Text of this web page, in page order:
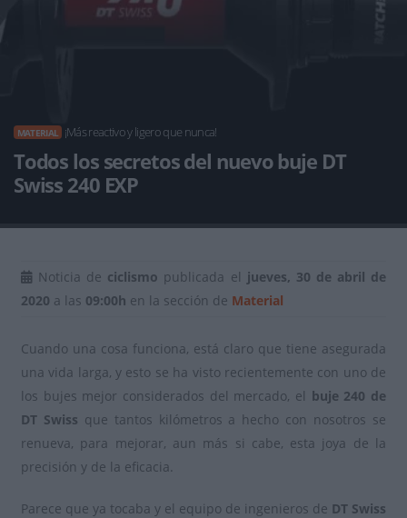
MATERIAL ¡Más reactivo y ligero que nunca!
Todos los secretos del nuevo buje DT
Swiss 240 EXP
Noticia de ciclismo publicada el jueves, 30 de abril de
2020 a las 09:00h en la sección de Material
Cuando una cosa funciona, está claro que tiene asegurada
una vida larga, y esto se ha visto recientemente con uno de
los bujes mejor considerados del mercado, el buje 240 de
DT Swiss que tantos kilómetros a hecho con nosotros se
renueva, para mejorar, aun más si cabe, esta joya de la
precisión y de la eficacia.
Parece que ya tocaba y el equipo de ingenieros de DT Swiss